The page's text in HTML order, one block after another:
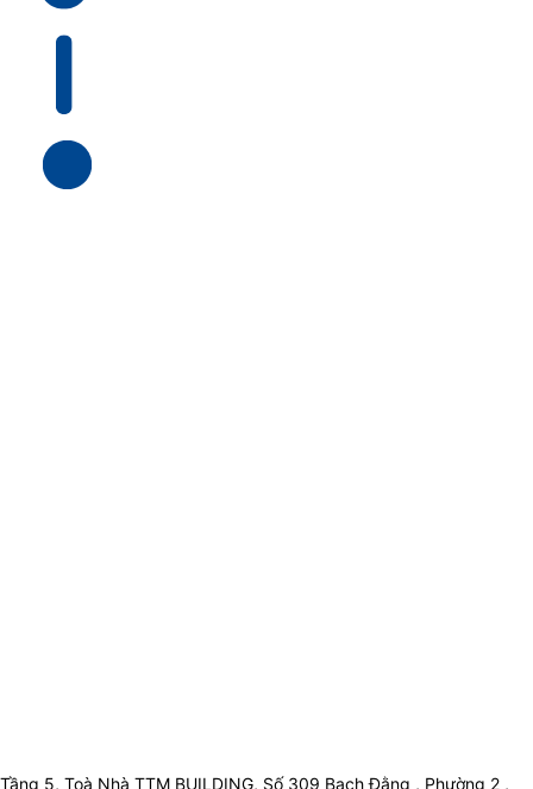
Tầng 5, Toà Nhà TTM BUILDING, Số 309 Bạch Đằng , Phường 2 ,